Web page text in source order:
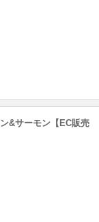
&サーモン【EC販売